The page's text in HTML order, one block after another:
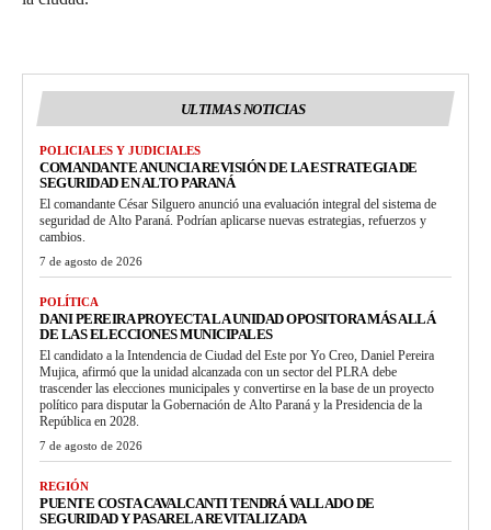
ULTIMAS NOTICIAS
POLICIALES Y JUDICIALES
COMANDANTE ANUNCIA REVISIÓN DE LA ESTRATEGIA DE
SEGURIDAD EN ALTO PARANÁ
El comandante César Silguero anunció una evaluación integral del sistema de
seguridad de Alto Paraná. Podrían aplicarse nuevas estrategias, refuerzos y
cambios.
7 de agosto de 2026
POLÍTICA
DANI PEREIRA PROYECTA LA UNIDAD OPOSITORA MÁS ALLÁ
DE LAS ELECCIONES MUNICIPALES
El candidato a la Intendencia de Ciudad del Este por Yo Creo, Daniel Pereira
Mujica, afirmó que la unidad alcanzada con un sector del PLRA debe
trascender las elecciones municipales y convertirse en la base de un proyecto
político para disputar la Gobernación de Alto Paraná y la Presidencia de la
República en 2028.
7 de agosto de 2026
REGIÓN
PUENTE COSTA CAVALCANTI TENDRÁ VALLADO DE
SEGURIDAD Y PASARELA REVITALIZADA